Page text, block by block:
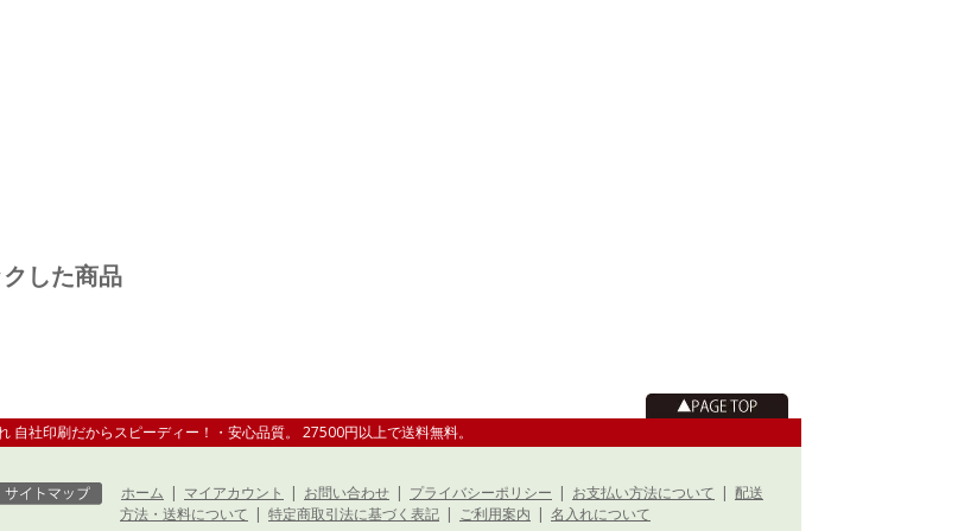
した商品
自社印刷だからスピーディー！・安心品質。 27500円以上で送料無料。
ホーム | マイアカウント | お問い合わせ | プライバシーポリシー | お支払い方法について | 配送
方法・送料について | 特定商取引法に基づく表記 | ご利用案内 | 名入れについて